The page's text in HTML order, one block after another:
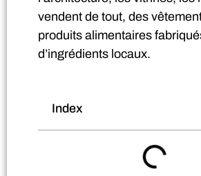
vendent de tout, des
produits alimentaires
d’ingrédients locaux.
Index